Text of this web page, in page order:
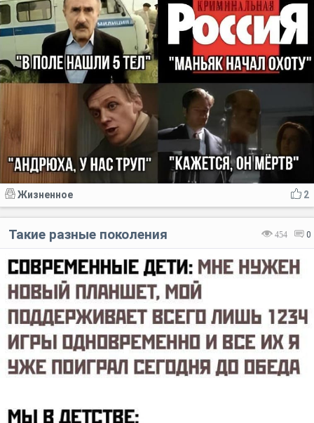
2
Жизненное
454 0
Такие разные поколения